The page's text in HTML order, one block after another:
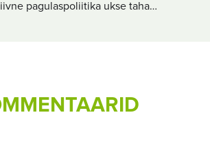
pagulaspoliitika ukse taha…